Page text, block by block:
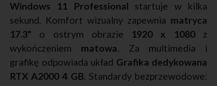
Windows 11 Professional startuje w kilka
sekund. Komfort wizualny zapewnia matryca
17.3" o ostrym obrazie 1920 x 1080z
wykończeniem matowa. Za multimedia i
grafikę odpowiada układ Grafika dedykowana
RTX A2000 4 GB. Standardy bezprzewodowe: